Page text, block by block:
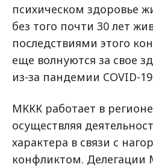
психическом здоровье
без того почти 30 лет
последствиями этого
еще волнуются за свое
из-за пандемии COVID-
МККК работает в
осуществляя
характера в связи с
конфликтом. Делегации